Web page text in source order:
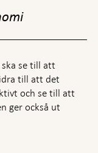
ska se till att
till att det
och se till att
ger också ut